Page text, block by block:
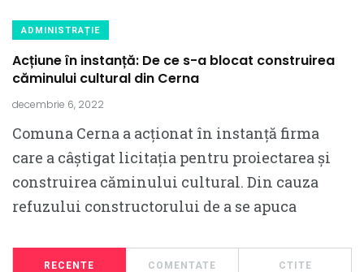
ADMINISTRAȚIE
Acțiune în instanță: De ce s-a blocat construirea
căminului cultural din Cerna
decembrie 6, 2022
Comuna Cerna a acționat în instanță firma
care a câștigat licitația pentru proiectarea și
construirea căminului cultural. Din cauza
refuzului constructorului de a se apuca
RECENTE COMENTATE CTITE